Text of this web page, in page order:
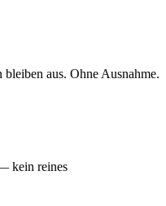
aus. Ohne Ausnahme.
kein reines